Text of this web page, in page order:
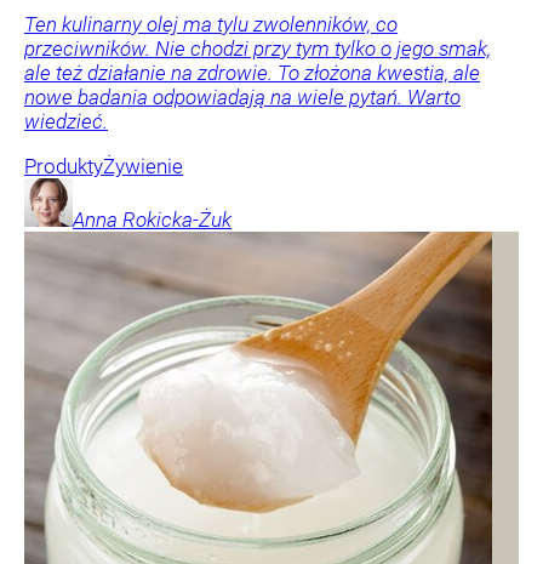
Ten kulinarny olej ma tylu zwolenników, co
przeciwników. Nie chodzi przy tym tylko o jego smak,
ale też działanie na zdrowie. To złożona kwestia, ale
nowe badania odpowiadają na wiele pytań. Warto
wiedzieć.
ProduktyŻywienie
Anna Rokicka-Żuk